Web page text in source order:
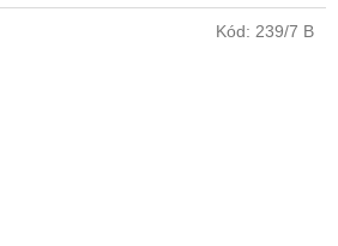
Kód: 239/7 B